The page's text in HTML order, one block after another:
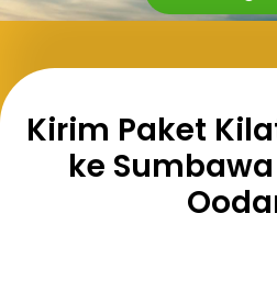
Kirim Paket
ke